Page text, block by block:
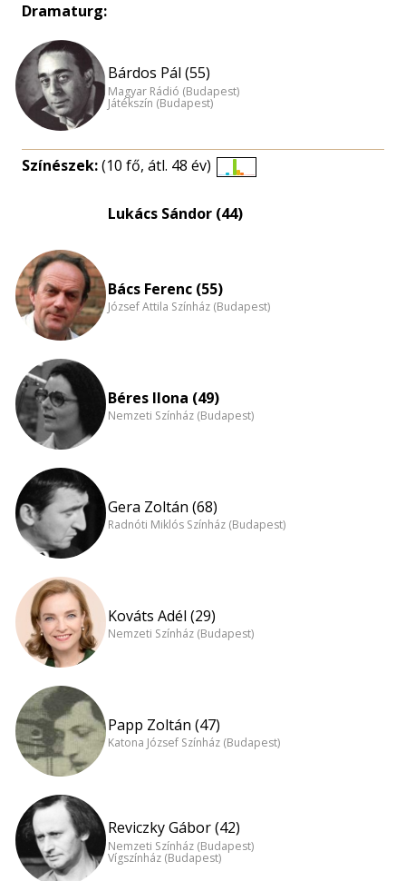
Dramaturg:
Bárdos Pál (55)
Magyar Rádió (Budapest)
Játékszín (Budapest)
Színészek:(10 fő, átl. 48 év)
eloszlás
Lukács Sándor (44)
Bács Ferenc (55)
József Attila Színház (Budapest)
Béres Ilona (49)
Nemzeti Színház (Budapest)
Gera Zoltán (68)
Radnóti Miklós Színház (Budapest)
Kováts Adél (29)
Nemzeti Színház (Budapest)
Papp Zoltán (47)
Katona József Színház (Budapest)
Reviczky Gábor (42)
Nemzeti Színház (Budapest)
Vígszínház (Budapest)